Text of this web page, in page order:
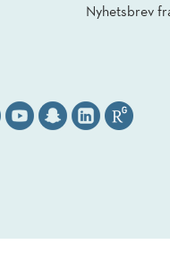
Nyhetsbrev